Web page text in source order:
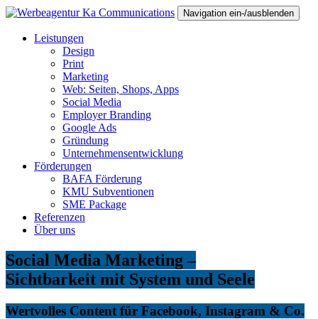
Navigation ein-/ausblenden
Leistungen
Design
Print
Marketing
Web: Seiten, Shops, Apps
Social Media
Employer Branding
Google Ads
Gründung
Unternehmensentwicklung
Förderungen
BAFA Förderung
KMU Subventionen
SME Package
Referenzen
Über uns
Social Media Marketing –
Sichtbarkeit mit System und Seele
Wertvolles Content für Facebook, Instagram & Co.